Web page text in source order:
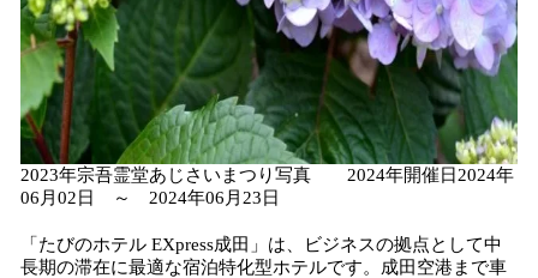
2023年宗吾霊堂あじさいまつり写真 2024年開催日2024年
06月02日 ～ 2024年06月23日
「たびのホテル EXpress成⽥」は、ビジネスの拠点として中
⻑期の滞在に最適な宿泊特化型ホテルです。成⽥空港まで⾞